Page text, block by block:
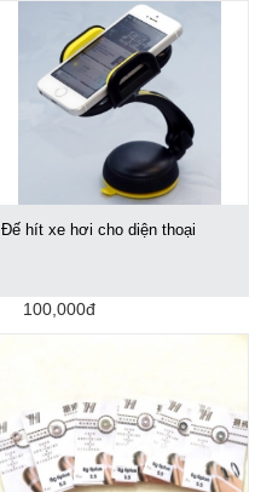
Đế hít xe hơi cho diện thoại
100,000đ